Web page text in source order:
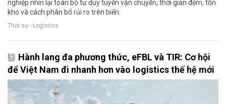
nghiệp nhìn lại toàn bộ tư duy tuyến vận chuyển, thời gian đệm, tồn
kho và cách phân bổ rủi ro trên biển.
Thời sự - Logistics
Hành lang đa phương thức, eFBL và TIR: Cơ hội
để Việt Nam đi nhanh hơn vào logistics thế hệ mới